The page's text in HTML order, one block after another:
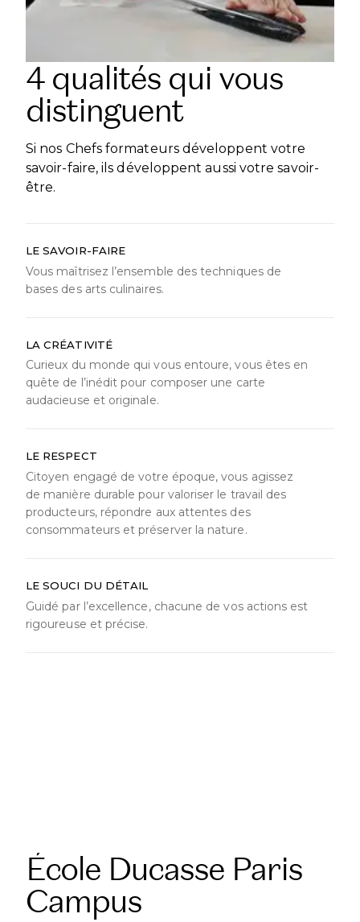
4 qualités qui vous
distinguent
Si nos Chefs formateurs développent votre
savoir-faire, ils développent aussi votre savoir-
être.
LE SAVOIR-FAIRE
Vous maîtrisez l’ensemble des techniques de
bases des arts culinaires.
LA CRÉATIVITÉ
Curieux du monde qui vous entoure, vous êtes en
quête de l’inédit pour composer une carte
audacieuse et originale.
LE RESPECT
Citoyen engagé de votre époque, vous agissez
de manière durable pour valoriser le travail des
producteurs, répondre aux attentes des
consommateurs et préserver la nature.
LE SOUCI DU DÉTAIL
Guidé par l’excellence, chacune de vos actions est
rigoureuse et précise.
École Ducasse Paris
Campus